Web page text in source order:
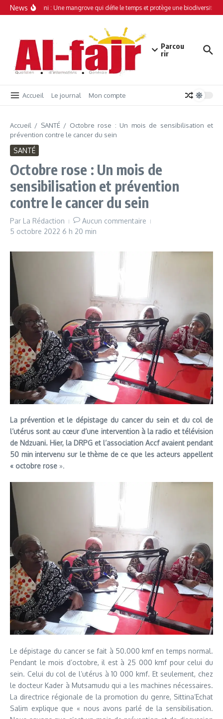
Aller au contenu
News
Simamboini : Une mangrove qui défie le temps et protège une biodiversité
Parcou
rir
Accueil Le journal Mon compte
Accueil / SANTÉ/ Octobre rose : Un mois de sensibilisation et
prévention contre le cancer du sein
SANTÉ
Octobre rose : Un mois de
sensibilisation et prévention
contre le cancer du sein
Par La Rédaction
Aucun commentaire
5 octobre 2022 6 h 20 min
La prévention et le dépistage du cancer du sein et du col de
l’utérus sont au cœur d’une intervention à la radio et télévision
de Ndzuani. Hier, la DRPG et l’association Accf avaient pendant
50 min intervenu sur le thème de ce que les acteurs appellent
« octobre rose ».
Le dépistage du cancer se fait à 50.000 kmf en temps normal.
Pendant le mois d’octobre, il est à 25 000 kmf pour celui du
sein. Celui du col de l’utérus à 10 000 kmf. Et seulement, chez
le docteur Kader à Mutsamudu qui a les machines nécessaires.
La directrice régionale de la promotion du genre, Sittina’Echat
Salim explique que « nous avons parlé de la sensibilisation.